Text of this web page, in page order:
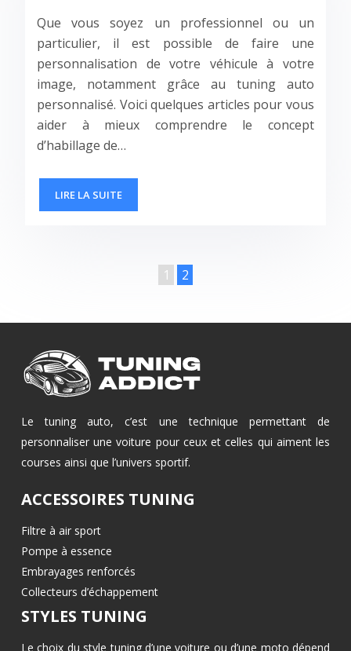
Que vous soyez un professionnel ou un
particulier, il est possible de faire une
personnalisation de votre véhicule à votre
image, notamment grâce au tuning auto
personnalisé. Voici quelques articles pour vous
aider à mieux comprendre le concept
d’habillage de…
LIRE LA SUITE
1 2
Le tuning auto, c’est une technique permettant de
personnaliser une voiture pour ceux et celles qui aiment les
courses ainsi que l’univers sportif.
ACCESSOIRES TUNING
Filtre à air sport
Pompe à essence
Embrayages renforcés
Collecteurs d’échappement
STYLES TUNING
Le choix du style tuning d’une voiture ou d’une moto dépend